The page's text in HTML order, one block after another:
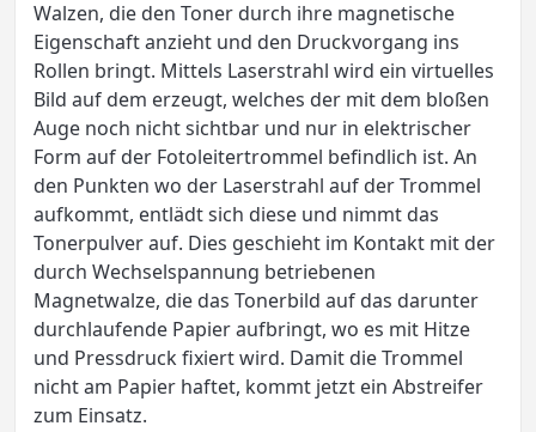
Walzen, die den Toner durch ihre magnetische
Eigenschaft anzieht und den Druckvorgang ins
Rollen bringt. Mittels Laserstrahl wird ein virtuelles
Bild auf dem erzeugt, welches der mit dem bloßen
Auge noch nicht sichtbar und nur in elektrischer
Form auf der Fotoleitertrommel befindlich ist. An
den Punkten wo der Laserstrahl auf der Trommel
aufkommt, entlädt sich diese und nimmt das
Tonerpulver auf. Dies geschieht im Kontakt mit der
durch Wechselspannung betriebenen
Magnetwalze, die das Tonerbild auf das darunter
durchlaufende Papier aufbringt, wo es mit Hitze
und Pressdruck fixiert wird. Damit die Trommel
nicht am Papier haftet, kommt jetzt ein Abstreifer
zum Einsatz.